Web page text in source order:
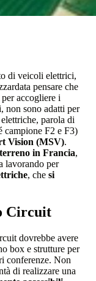
di veicoli elettrici,
pensare che
accogliere i
non sono adatti per
parola di
campione F2 e F3)
Vision (MSV).
in Francia,
lavorando per
, che si
Circuit
dovrebbe avere
box e strutture per
conferenze. Non
di realizzare una